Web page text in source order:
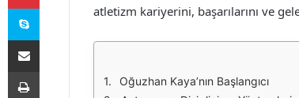
atletizm kariyerini, başarılarını ve
Oğuzhan Kaya’nın Başlangıcı
Skype
E-Posta ile paylaş